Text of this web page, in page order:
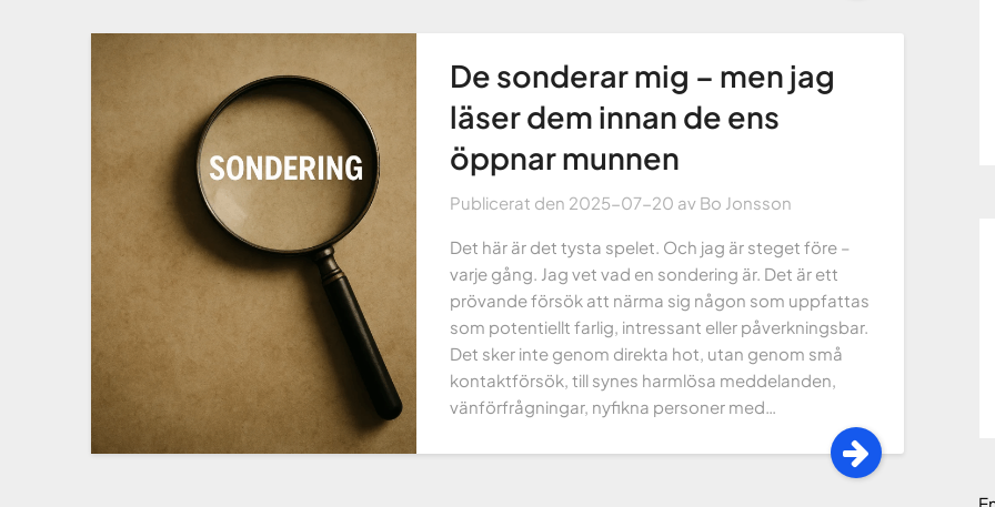
De sonderar mig – men jag
läser dem innan de ens
öppnar munnen
Publicerat den 2025-07-20 av Bo Jonsson
Det här är det tysta spelet. Och jag är steget före –
varje gång. Jag vet vad en sondering är. Det är ett
prövande försök att närma sig någon som uppfattas
som potentiellt farlig, intressant eller påverkningsbar.
Det sker inte genom direkta hot, utan genom små
kontaktförsök, till synes harmlösa meddelanden,
vänförfrågningar, nyfikna personer med…